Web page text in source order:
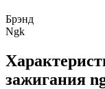
Брэнд
Ngk
зажигания